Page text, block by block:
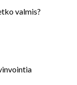
valmis?